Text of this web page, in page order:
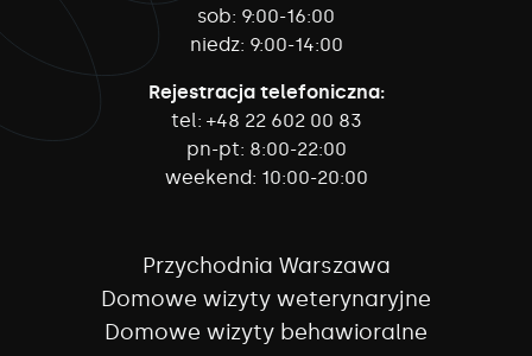
sob: 9:00-16:00
niedz: 9:00-14:00
Rejestracja telefoniczna:
tel: +48 22 602 00 83
pn-pt: 8:00-22:00
weekend: 10:00-20:00
Przychodnia Warszawa
Domowe wizyty weterynaryjne
Domowe wizyty behawioralne